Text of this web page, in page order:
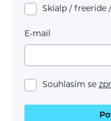
Skialp / freeride
E-mail
Souhlasím se